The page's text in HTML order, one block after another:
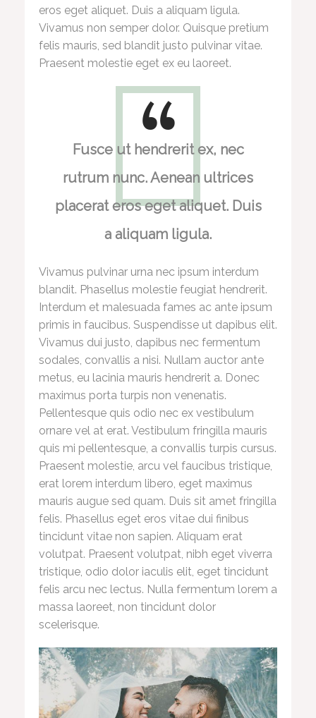
eros eget aliquet. Duis a aliquam ligula.
Vivamus non semper dolor. Quisque pretium
felis mauris, sed blandit justo pulvinar vitae.
Praesent molestie eget ex eu laoreet.
Fusce ut hendrerit ex, nec
rutrum nunc. Aenean ultrices
placerat eros eget aliquet. Duis
a aliquam ligula.
Vivamus pulvinar urna nec ipsum interdum
blandit. Phasellus molestie feugiat hendrerit.
Interdum et malesuada fames ac ante ipsum
primis in faucibus. Suspendisse ut dapibus elit.
Vivamus dui justo, dapibus nec fermentum
sodales, convallis a nisi. Nullam auctor ante
metus, eu lacinia mauris hendrerit a. Donec
maximus porta turpis non venenatis.
Pellentesque quis odio nec ex vestibulum
ornare vel at erat. Vestibulum fringilla mauris
quis mi pellentesque, a convallis turpis cursus.
Praesent molestie, arcu vel faucibus tristique,
erat lorem interdum libero, eget maximus
mauris augue sed quam. Duis sit amet fringilla
felis. Phasellus eget eros vitae dui finibus
tincidunt vitae non sapien. Aliquam erat
volutpat. Praesent volutpat, nibh eget viverra
tristique, odio dolor iaculis elit, eget tincidunt
felis arcu nec lectus. Nulla fermentum lorem a
massa laoreet, non tincidunt dolor
scelerisque.